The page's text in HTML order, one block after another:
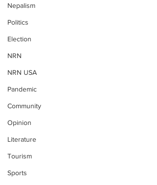
Nepalism
Politics
Election
NRN
NRN USA
Pandemic
Community
Opinion
Literature
Tourism
Sports